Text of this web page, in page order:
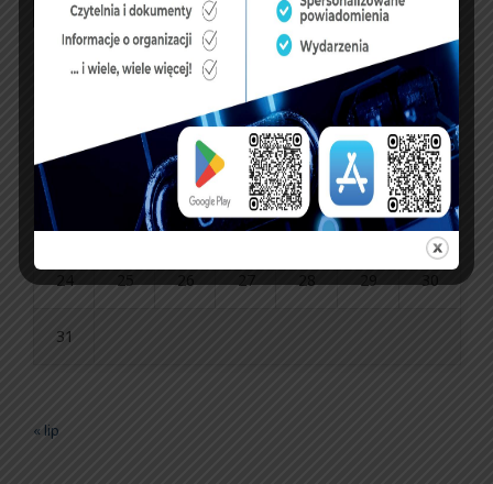
1 2
6 7 8
13 14 16
17 19 20 21 22 23
24 25 26 27 28 29 30
31
« lip